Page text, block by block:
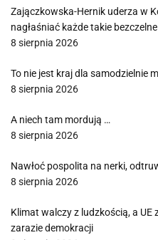
Zajączkowska-Hernik uderza w
nagłaśniać każde takie
8 sierpnia 2026
To nie jest kraj dla samodzielnie
8 sierpnia 2026
A niech tam mordują …
8 sierpnia 2026
Nawłoć pospolita na nerki,
8 sierpnia 2026
Klimat walczy z ludzkością, a
zarazie demokracji